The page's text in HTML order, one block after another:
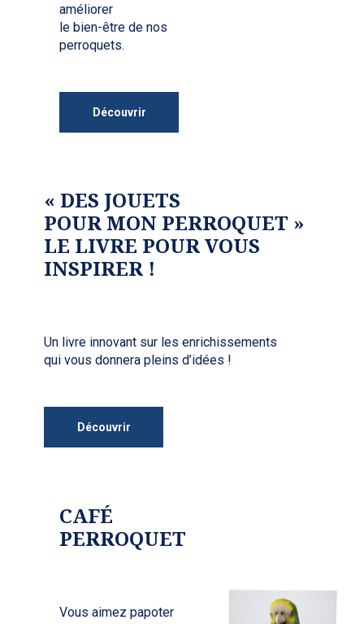
améliorer
le bien-être de nos
perroquets.
Découvrir
« DES JOUETS
POUR MON PERROQUET »
LE LIVRE POUR VOUS
INSPIRER !
Un livre innovant sur les enrichissements
qui vous donnera pleins d’idées !
Découvrir
CAFÉ
PERROQUET
Vous aimez papoter